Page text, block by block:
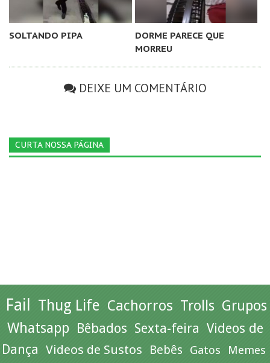
SOLTANDO PIPA
DORME PARECE QUE
MORREU
DEIXE UM COMENTÁRIO
CURTA NOSSA PÁGINA
Fail Thug Life Cachorros Trolls Grupos
Whatsapp Bêbados Sexta-feira Videos de
Dança Videos de Sustos Bebês Gatos Memes